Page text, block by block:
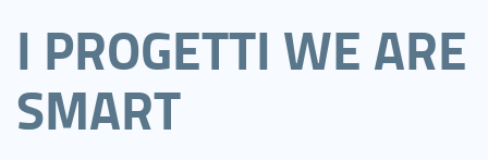
I PROGETTI WE ARE
SMART